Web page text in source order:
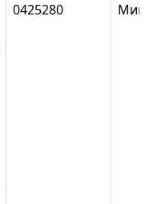
0425280